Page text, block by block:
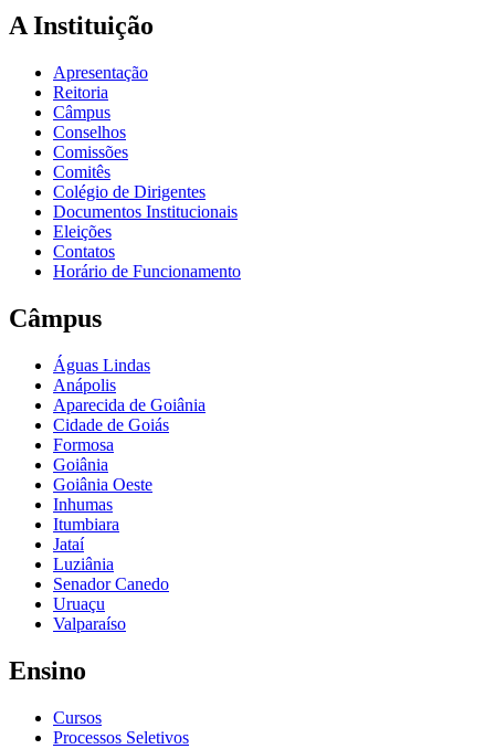
A Instituição
Apresentação
Reitoria
Câmpus
Conselhos
Comissões
Comitês
Colégio de Dirigentes
Documentos Institucionais
Eleições
Contatos
Horário de Funcionamento
Câmpus
Águas Lindas
Anápolis
Aparecida de Goiânia
Cidade de Goiás
Formosa
Goiânia
Goiânia Oeste
Inhumas
Itumbiara
Jataí
Luziânia
Senador Canedo
Uruaçu
Valparaíso
Ensino
Cursos
Processos Seletivos